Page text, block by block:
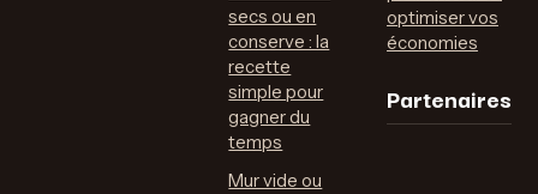
secs ou en
conserve : la
recette
simple pour
gagner du
temps
Mur vide ou
optimiser vos
économies
Partenaires